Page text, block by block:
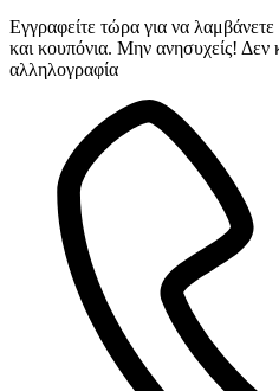
Εγγραφείτε τώρα για να
και κουπόνια. Μην ανησυχείς! Δεν
αλληλογραφία